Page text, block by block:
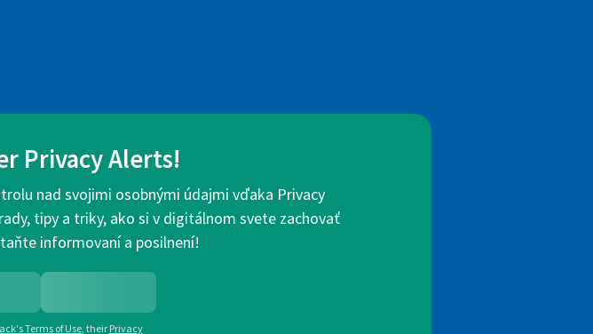
Privacy Alerts!
nad svojimi osobnými údajmi vďaka Privacy
tipy a triky, ako si v digitálnom svete zachovať
informovaní a posilnení!
Terms of Use, their Privacy